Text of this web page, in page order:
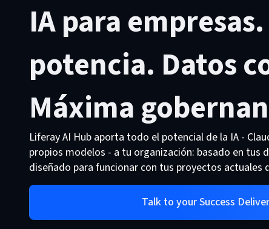
IA para
potencia. Datos
Máxima
Liferay AI Hub aporta todo el potencial de la IA -
propios modelos - a tu organización: basado en tus
diseñado para funcionar con tus proyectos actuales
Talk to your Success